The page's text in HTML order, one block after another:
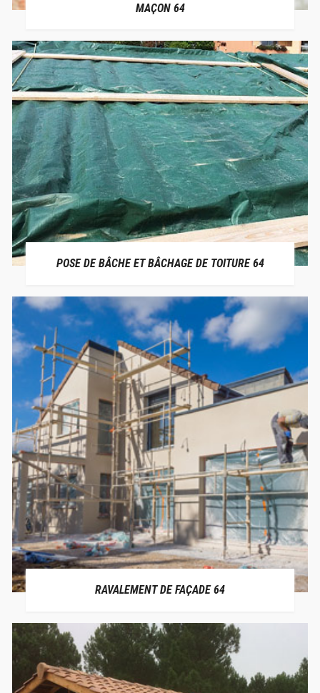
MAÇON 64
POSE DE BÂCHE ET BÂCHAGE DE TOITURE 64
RAVALEMENT DE FAÇADE 64